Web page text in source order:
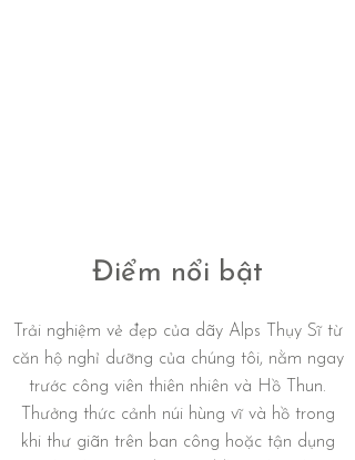
Điểm nổi bật
Trải nghiệm vẻ đẹp của dãy Alps Thụy Sĩ từ
căn hộ nghỉ dưỡng của chúng tôi, nằm ngay
trước công viên thiên nhiên và Hồ Thun.
Thưởng thức cảnh núi hùng vĩ và hồ trong
khi thư giãn trên ban công hoặc tận dụng